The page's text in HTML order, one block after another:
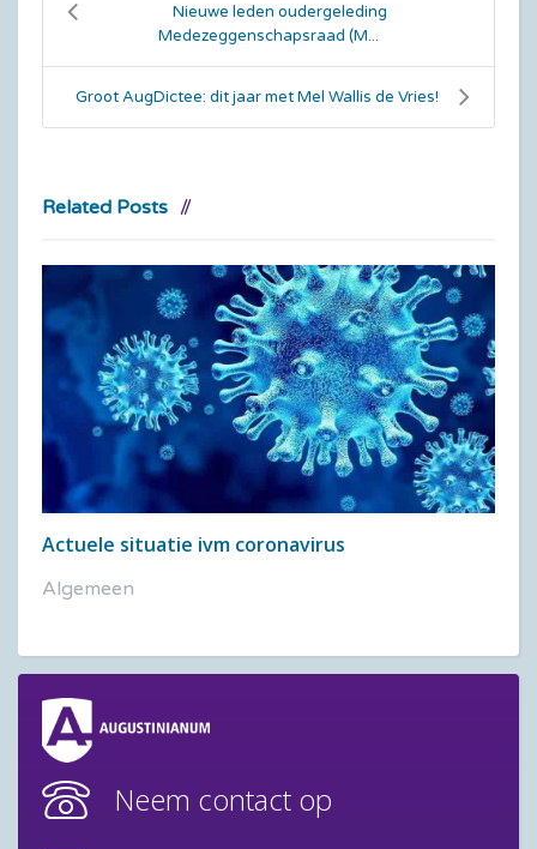
Nieuwe leden oudergeleding
Medezeggenschapsraad (M...
Groot AugDictee: dit jaar met Mel Wallis de Vries!
Related Posts
Actuele situatie ivm coronavirus
Algemeen
Neem contact op